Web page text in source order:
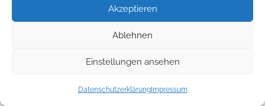
Akzeptieren
Ablehnen
Einstellungen ansehen
DatenschutzerklärungImpressum
Sellerie der Lustmacher—zusammen mit
Seelachs Gesund & Lecker
Stinkig, klebrig, schleimig, aber gesund: wie
Thai-Gemüse-Fischsuppe – Tschüss
Datenschutz und Cookies: Diese Website verwendet Cookies. Wenn
du die Website weiterhin nutzt, stimmst du der Verwendung von
Cookie-Richtlinie